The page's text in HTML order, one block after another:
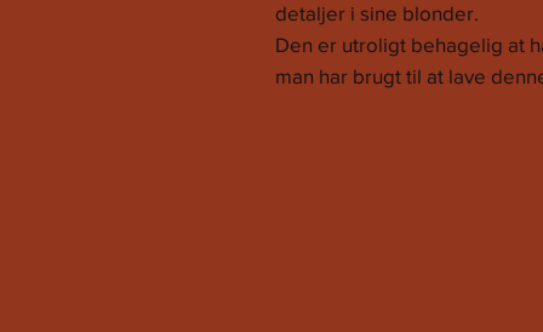
detaljer i sine blonder.
Den er utroligt behagelig at
man har brugt til at lave